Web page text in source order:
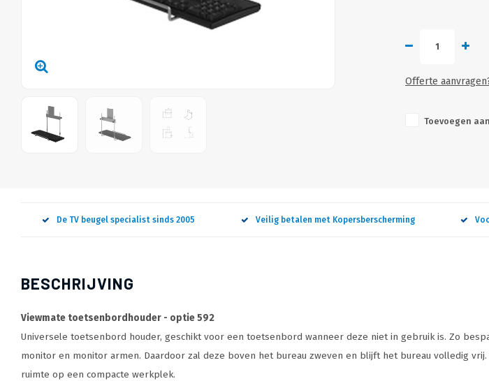
Offerte
Toevoegen
De TV beugel specialist sinds 2005 Veilig betalen met Kopersberscherming
BESCHRIJVING
Viewmate toetsenbordhouder - optie 592
Universele toetsenbord houder, geschikt voor een toetsenbord wanneer deze niet in gebruik is. Zo
monitor en monitor armen. Daardoor zal deze boven het bureau zweven en blijft het bureau volledig
ruimte op een compacte werkplek.